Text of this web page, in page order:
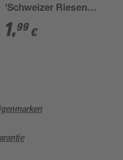
'Schweizer Riesen
Mischung'
1,99 €